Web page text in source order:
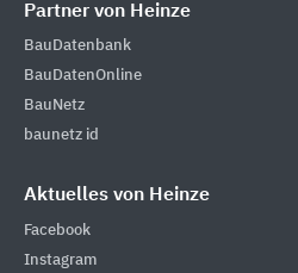
Partner von Heinze
BauDatenbank
BauDatenOnline
BauNetz
baunetz id
Aktuelles von Heinze
Facebook
Instagram